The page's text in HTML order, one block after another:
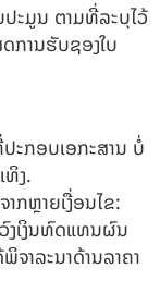
ປະມູນ ຕາມທີ່ລະບຸໄວ້
ການຮັບຊອງໃບ
ກອບເອກະສານ ບໍ່
ງ.
ກຫຼາຍເງື່ອນໄຂ:
ງເງິນທົດແທນຜົນ
າລະນາດ້ານລາຄາ